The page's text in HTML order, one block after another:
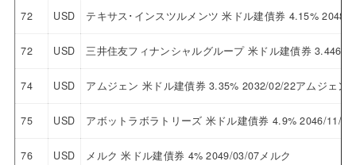
72 USD テキサス･インスツルメンツ 米ドル建債券 4.15% 2048/
72 USD 三井住友フィナンシャルグループ 米ドル建債券
74 USD アムジェン 米ドル建債券 3.35% 2032/02/22アムジェン
75 USD アボットラボラトリーズ 米ドル建債券 4.9% 2046/11/
76 USD メルク 米ドル建債券 4% 2049/03/07メルク